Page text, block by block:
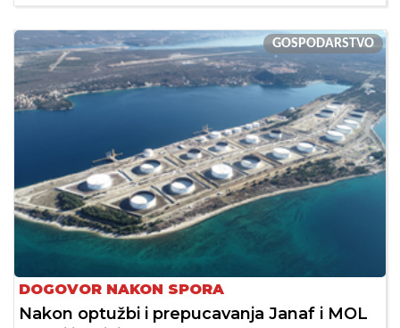
GOSPODARSTVO
DOGOVOR NAKON SPORA
Nakon optužbi i prepucavanja Janaf i MOL